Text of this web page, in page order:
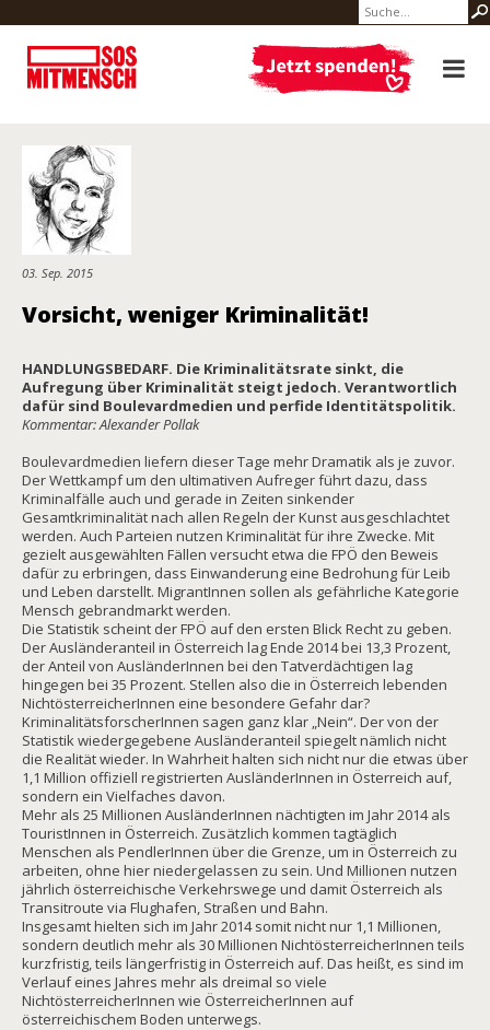
03. Sep. 2015
Vorsicht, weniger Kriminalität!
HANDLUNGSBEDARF. Die Kriminalitätsrate sinkt, die
Aufregung über Kriminalität steigt jedoch. Verantwortlich
dafür sind Boulevardmedien und perfide Identitätspolitik.
Kommentar: Alexander Pollak
Boulevardmedien liefern dieser Tage mehr Dramatik als je zuvor.
Der Wettkampf um den ultimativen Aufreger führt dazu, dass
Kriminalfälle auch und gerade in Zeiten sinkender
Gesamtkriminalität nach allen Regeln der Kunst ausgeschlachtet
werden. Auch Parteien nutzen Kriminalität für ihre Zwecke. Mit
gezielt ausgewählten Fällen versucht etwa die FPÖ den Beweis
dafür zu erbringen, dass Einwanderung eine Bedrohung für Leib
und Leben darstellt. MigrantInnen sollen als gefährliche Kategorie
Mensch gebrandmarkt werden.
Die Statistik scheint der FPÖ auf den ersten Blick Recht zu geben.
Der Ausländeranteil in Österreich lag Ende 2014 bei 13,3 Prozent,
der Anteil von AusländerInnen bei den Tatverdächtigen lag
hingegen bei 35 Prozent. Stellen also die in Österreich lebenden
NichtösterreicherInnen eine besondere Gefahr dar?
KriminalitätsforscherInnen sagen ganz klar „Nein“. Der von der
Statistik wiedergegebene Ausländeranteil spiegelt nämlich nicht
die Realität wieder. In Wahrheit halten sich nicht nur die etwas über
1,1 Million offiziell registrierten AusländerInnen in Österreich auf,
sondern ein Vielfaches davon.
Mehr als 25 Millionen AusländerInnen nächtigten im Jahr 2014 als
TouristInnen in Österreich. Zusätzlich kommen tagtäglich
Menschen als PendlerInnen über die Grenze, um in Österreich zu
arbeiten, ohne hier niedergelassen zu sein. Und Millionen nutzen
jährlich österreichische Verkehrswege und damit Österreich als
Transitroute via Flughafen, Straßen und Bahn.
Insgesamt hielten sich im Jahr 2014 somit nicht nur 1,1 Millionen,
sondern deutlich mehr als 30 Millionen NichtösterreicherInnen teils
kurzfristig, teils längerfristig in Österreich auf. Das heißt, es sind im
Verlauf eines Jahres mehr als dreimal so viele
NichtösterreicherInnen wie ÖsterreicherInnen auf
österreichischem Boden unterwegs.